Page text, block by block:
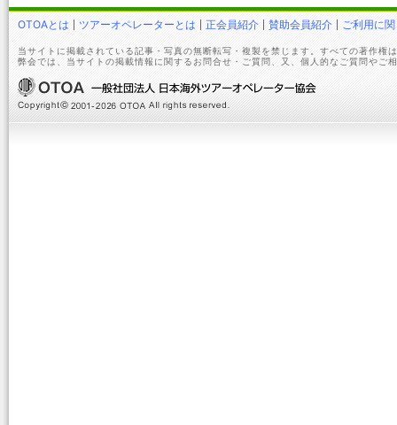
OTOAとは ツアーオペレーターとは 正会員紹介 賛助会員紹介 ご利用に
当サイトに掲載されている記事・写真の無断転写・複製を禁じます。すべての著作権
弊会では、当サイトの掲載情報に関するお問合せ・ご質問、又、個人的なご質問やご